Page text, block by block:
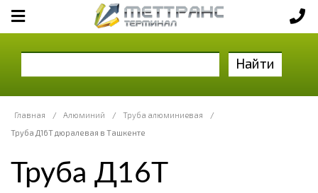
Найти
Главная / Алюминий / Труба алюминиевая
/
Труба Д16Т дюралевая в Ташкенте
Труба Д16Т